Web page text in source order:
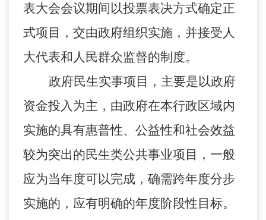
表大会会议期间以投票表决方式确定正
式项目，交由政府组织实施，并接受人
大代表和人民群众监督的制度。
政府民生实事项目，主要是以政府
资金投入为主，由政府在本行政区域内
实施的具有惠普性、公益性和社会效益
较为突出的民生类公共事业项目，一般
应为当年度可以完成，确需跨年度分步
实施的，应有明确的年度阶段性目标。